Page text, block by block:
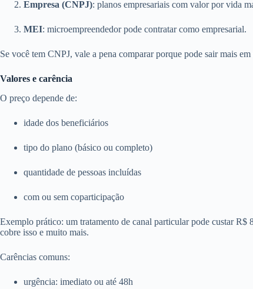
Empresa (CNPJ): planos empresariais com valor por vida
MEI: microempreendedor pode contratar como empresarial.
Se você tem CNPJ, vale a pena comparar porque pode sair mais em
Valores e carência
O preço depende de:
idade dos beneficiários
tipo do plano (básico ou completo)
quantidade de pessoas incluídas
com ou sem coparticipação
Exemplo prático: um tratamento de canal particular pode custar
cobre isso e muito mais.
Carências comuns:
urgência: imediato ou até 48h